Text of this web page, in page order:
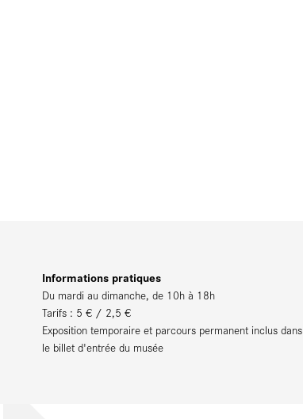
Informations pratiques
Du mardi au dimanche, de 10h à 18h
Tarifs : 5 € / 2,5 €
Exposition temporaire et parcours permanent inclus dans
le billet d'entrée du musée